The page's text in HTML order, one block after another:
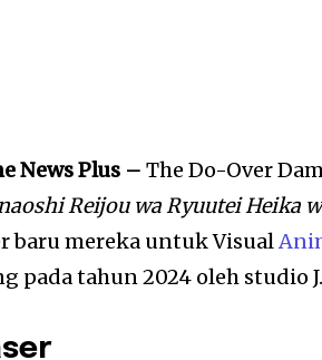
News Plus –The Do-Over
Reijou wa Ryuutei Heika
baru mereka untuk Visual
pada tahun 2024 oleh studio